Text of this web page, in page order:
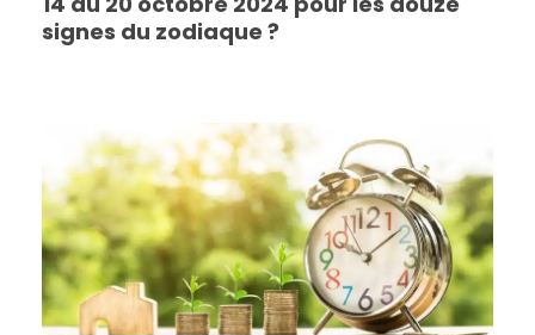
signes du zodiaque ?